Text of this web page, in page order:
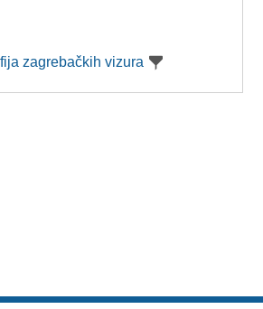
zagrebačkih vizura